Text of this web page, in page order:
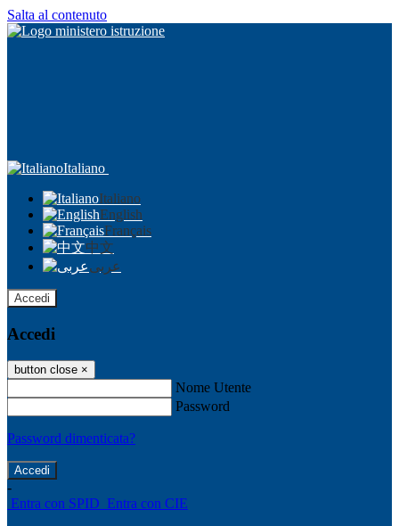
Salta al contenuto
Italiano
Italiano
English
Français
中文
عربى
Accedi
Accedi
button close ×
Nome Utente
Password
Password dimenticata?
-
Entra con SPID Entra con CIE